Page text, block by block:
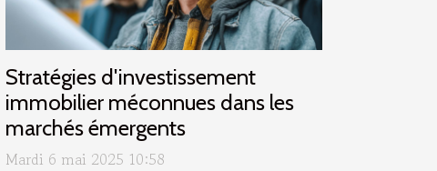
Stratégies d'investissement
immobilier méconnues dans les
marchés émergents
Mardi 6 mai 2025 10:58